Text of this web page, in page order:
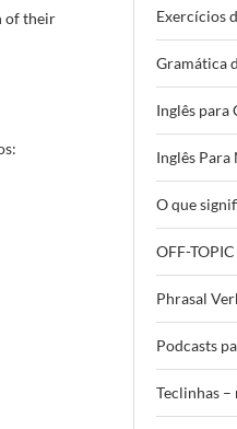
of their
Exercícios
Gramática
Inglês para
Inglês Para
O que
OFF-TOPIC
Phrasal
Podcasts
Teclinhas –